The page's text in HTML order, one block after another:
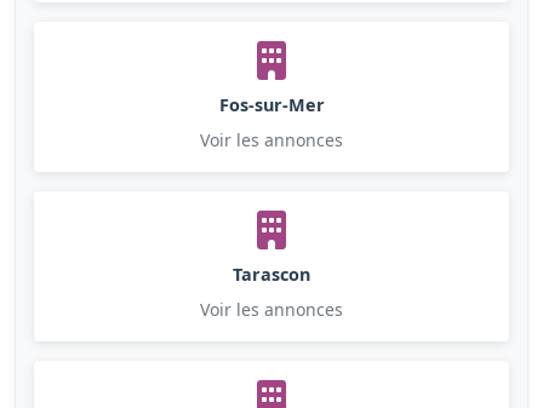
Fos-sur-Mer
Voir les annonces
Tarascon
Voir les annonces